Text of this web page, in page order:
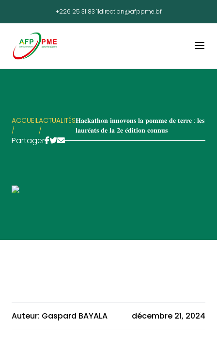
+226 25 31 83 11direction@afppme.bf
ACCUEIL
/
ACTUALITÉS
/
𝐇𝐚𝐜𝐤𝐚𝐭𝐡𝐨𝐧 𝐢𝐧𝐧𝐨𝐯𝐨𝐧𝐬 𝐥𝐚 𝐩𝐨𝐦𝐦𝐞 𝐝𝐞 𝐭𝐞𝐫𝐫𝐞 : 𝐥𝐞𝐬
𝐥𝐚𝐮𝐫𝐞́𝐚𝐭𝐬 𝐝𝐞 𝐥𝐚 𝟐𝐞 𝐞́𝐝𝐢𝐭𝐢𝐨𝐧 𝐜𝐨𝐧𝐧𝐮𝐬
Partager
Auteur: Gaspard BAYALA décembre 21, 2024